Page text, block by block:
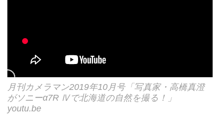
月刊カメラマン2019年10月号「写真家・高橋真澄
がソニーα7R Ⅳで北海道の自然を撮る！」
youtu.be